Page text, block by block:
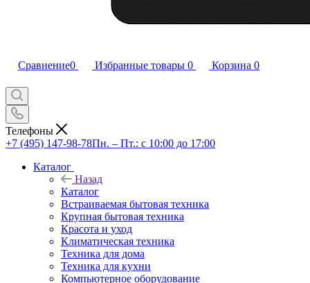
Сравнение0 Избранные товары 0 Корзина 0
Телефоны
+7 (495) 147-98-78Пн. – Пт.: с 10:00 до 17:00
Каталог
Назад
Каталог
Встраиваемая бытовая техника
Крупная бытовая техника
Красота и уход
Климатическая техника
Техника для дома
Техника для кухни
Компьютерное оборудование